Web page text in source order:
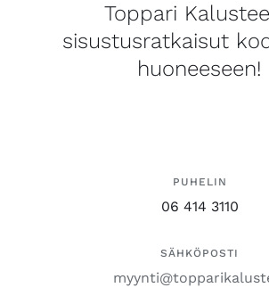
Toppari
sisustusratkaisut
huoneeseen!
PUHELIN
06 414 3110
SÄHKÖPOSTI